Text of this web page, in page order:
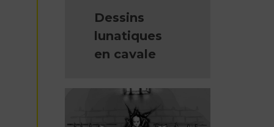
Dessins
lunatiques
en cavale